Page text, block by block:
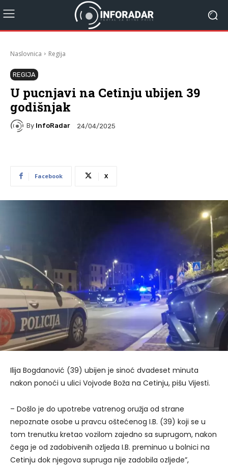
Naslovnica Regija
REGIJA
U pucnjavi na Cetinju ubijen 39
godišnjak
By InfoRadar 24/04/2025
Facebook X
Ilija Bogdanović (39) ubijen je sinoć dvadeset minuta
nakon ponoći u ulici Vojvode Boža na Cetinju, pišu Vijesti.
– Došlo je do upotrebe vatrenog oružja od strane
nepoznate osobe u pravcu oštećenog I.B. (39) koji se u
tom trenutku kretao vozilom zajedno sa suprugom, nakon
čega je od zadobivenih ozljeda I.B. preminuo u bolnici na
Cetinju dok njegova supruga nije zadobila ozljede”,